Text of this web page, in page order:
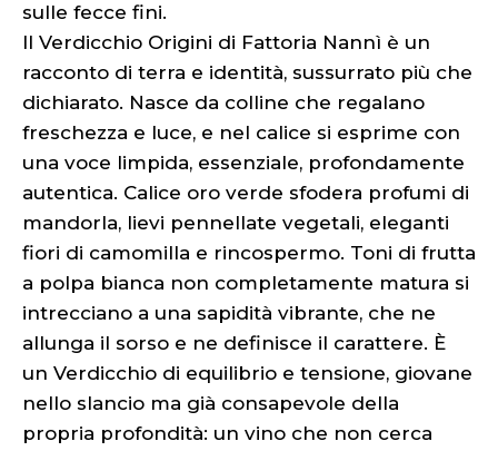
sulle fecce fini.
Il Verdicchio Origini di Fattoria Nannì è un
racconto di terra e identità, sussurrato più che
dichiarato. Nasce da colline che regalano
freschezza e luce, e nel calice si esprime con
una voce limpida, essenziale, profondamente
autentica. Calice oro verde sfodera profumi di
mandorla, lievi pennellate vegetali, eleganti
fiori di camomilla e rincospermo. Toni di frutta
a polpa bianca non completamente matura si
intrecciano a una sapidità vibrante, che ne
allunga il sorso e ne definisce il carattere. È
un Verdicchio di equilibrio e tensione, giovane
nello slancio ma già consapevole della
propria profondità: un vino che non cerca